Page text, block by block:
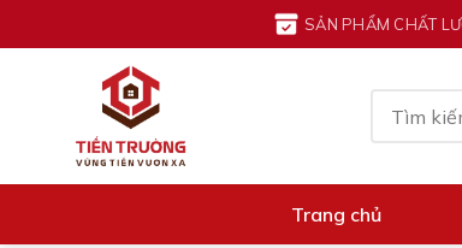
đến
SẢN PHẨM CHẤT
kiếm:
Trang chủ